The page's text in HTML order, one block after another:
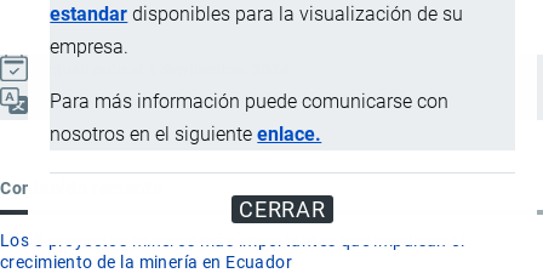
estandar disponibles para la visualización de su
empresa.
Para más información puede comunicarse con
nosotros en el siguienteenlace.
CERRAR
Español
Contenido reciente
Los 8 proyectos mineros más importantes que impulsan el
crecimiento de la minería en Ecuador